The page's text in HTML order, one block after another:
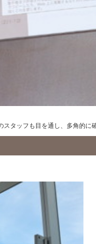
タッフも目を通し、多角的に